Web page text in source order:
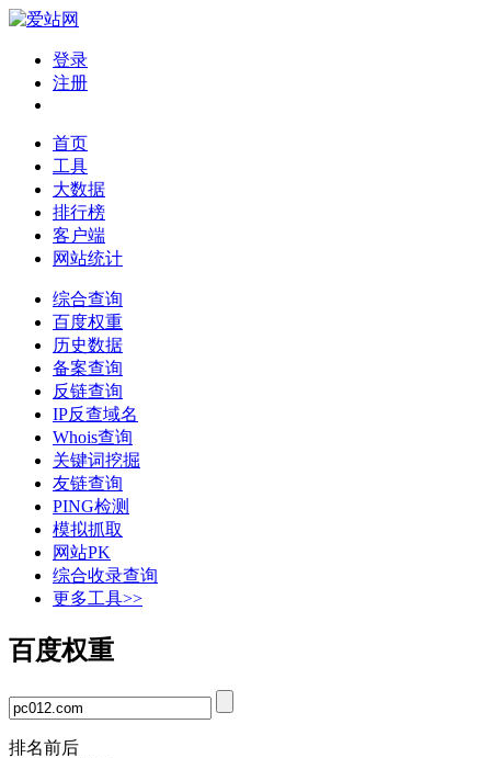
登录
注册
首页
工具
大数据
排行榜
客户端
网站统计
综合查询
百度权重
历史数据
备案查询
反链查询
IP反查域名
Whois查询
关键词挖掘
友链查询
PING检测
模拟抓取
网站PK
综合收录查询
更多工具>>
百度权重
排名前后